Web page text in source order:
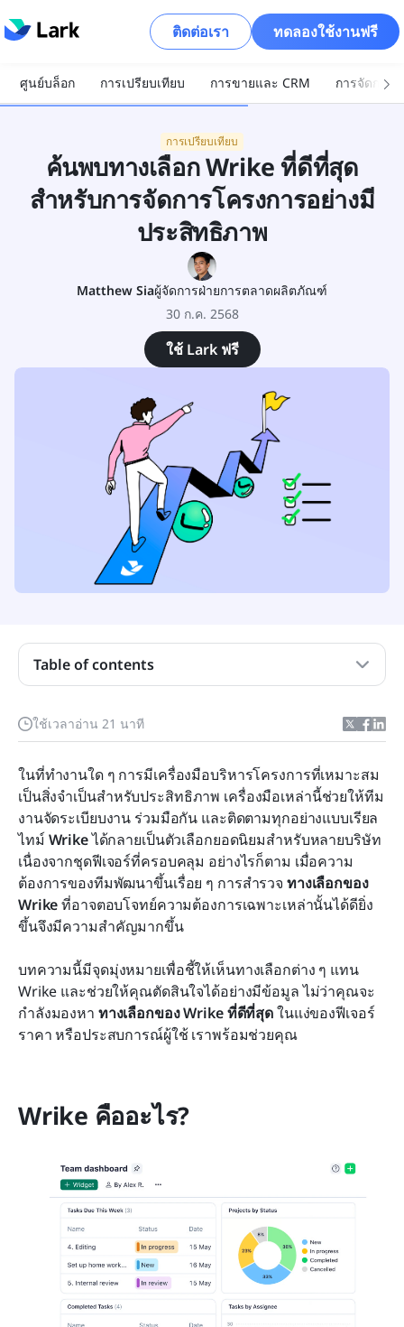
ติดต่อเรา ทดลองใช้งานฟรี
ศูนย์บล็อก การเปรียบเทียบ การขายและ CRM การจัดการ
การเปรียบเทียบ
ค้นพบทางเลือก Wrike ที่ดีที่สุด
สำหรับการจัดการโครงการอย่างมี
ประสิทธิภาพ
Matthew Siaผู้จัดการฝ่ายการตลาดผลิตภัณฑ์
30 ก.ค. 2568
ใช้ Lark ฟรี
ใช้เวลาอ่าน 21 นาที
ในที่ทำงานใด ๆ การมีเครื่องมือบริหารโครงการที่เหมาะสม
เป็นสิ่งจำเป็นสำหรับประสิทธิภาพ เครื่องมือเหล่านี้ช่วยให้ทีม
งานจัดระเบียบงาน ร่วมมือกัน และติดตามทุกอย่างแบบเรียล
ไทม์ Wrike ได้กลายเป็นตัวเลือกยอดนิยมสำหรับหลายบริษัท
เนื่องจากชุดฟีเจอร์ที่ครอบคลุม อย่างไรก็ตาม เมื่อความ
ต้องการของทีมพัฒนาขึ้นเรื่อย ๆ การสำรวจ ทางเลือกของ
Wrike ที่อาจตอบโจทย์ความต้องการเฉพาะเหล่านั้นได้ดียิ่ง
ขึ้นจึงมีความสำคัญมากขึ้น
บทความนี้มีจุดมุ่งหมายเพื่อชี้ให้เห็นทางเลือกต่าง ๆ แทน
Wrike และช่วยให้คุณตัดสินใจได้อย่างมีข้อมูล ไม่ว่าคุณจะ
กำลังมองหา ทางเลือกของ Wrike ที่ดีที่สุด ในแง่ของฟีเจอร์
ราคา หรือประสบการณ์ผู้ใช้ เราพร้อมช่วยคุณ
Wrike คืออะไร?
Table of contents
ทำไมต้องพิจารณาทางเลือกแทน Wrike?
ข้อควรพิจารณาหลักเมื่อเลือกใช้ทางเลือกแทน Wrike
ทางเลือกของ Wrike ชั้นนำ: การค้นหาตัวเลือกที่
เหมาะสมสำหรับทีมของคุณ
การตัดสินใจที่ถูกต้องสำหรับทีมของคุณ
บทสรุป
คำถามที่พบบ่อย
การอ่านที่เกี่ยวข้อง